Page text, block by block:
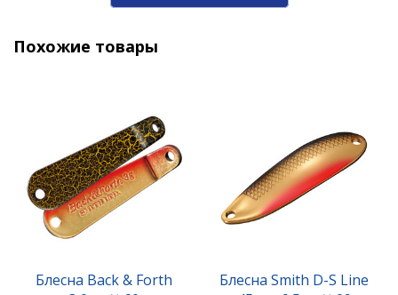
Похожие товары
Блесна Back & Forth
Блесна Smith D-S Line